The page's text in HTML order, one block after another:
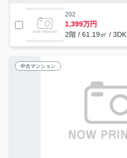
202
1,399万円
2階 / 61.19㎡ / 3DK
中古マンション